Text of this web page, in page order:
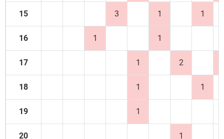
15 3 1 1
16 1 1
17 1 2
18 1 1
19 1
20 1